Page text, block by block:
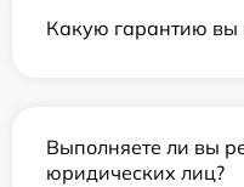
Какую гарантию вы
Выполняете ли вы
юридических лиц?